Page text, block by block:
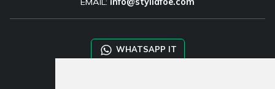
WHATSAPP IT